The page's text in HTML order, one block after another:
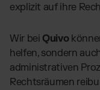
explizit auf ihre
Wir bei Quivo
helfen, sondern
administrativen
Rechtsräumen